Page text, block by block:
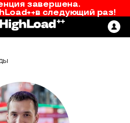
завершена.
в следующий раз!